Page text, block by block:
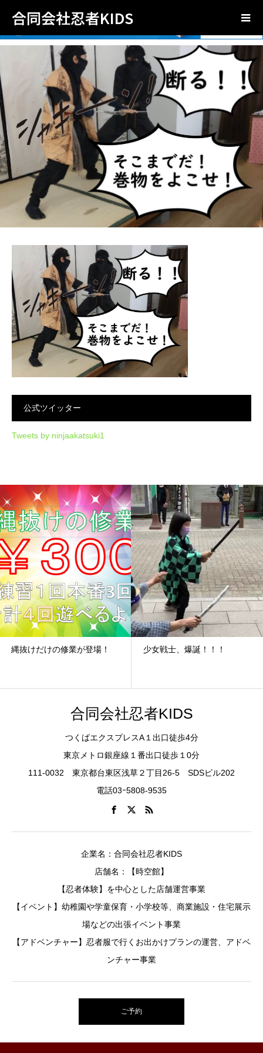
合同会社忍者KIDS
公式ツイッター
Tweets by ninjaakatsuki1
縄抜けだけの修業が登場！ 少女戦士、爆誕！！！
合同会社忍者KIDS
つくばエクスプレスA１出口徒歩4分
東京メトロ銀座線１番出口徒歩１0分
111-0032 東京都台東区浅草２丁目26-5 SDSビル202
電話03ｰ5808-9535
企業名：合同会社忍者KIDS
店舗名：【時空館】
【忍者体験】を中心とした店舗運営事業
【イベント】幼稚園や学童保育・小学校等、商業施設・住宅展示
場などの出張イベント事業
【アドベンチャー】忍者服で行くお出かけプランの運営、アドベ
ンチャー事業
ご予約